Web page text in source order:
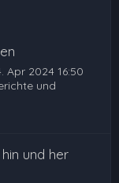
Apr 2024 16:50
und
und her